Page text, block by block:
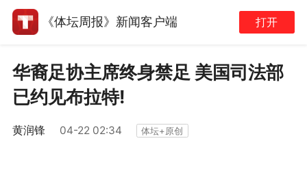
《体坛周报》新闻客户端 打开
华裔足协主席终身禁足 美国司法部
已约见布拉特!
黄润锋 04-22 02:34 体坛+原创